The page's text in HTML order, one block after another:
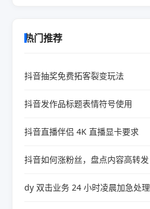
热门推荐
抖音抽奖免费拓客裂变玩法
抖音发作品标题表情符号使用
抖音直播伴侣 4K 直播显卡要求
抖音如何涨粉丝，盘点内容高转发
dy 双击业务 24 小时凌晨加急处理